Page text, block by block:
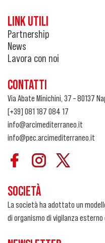
LINK UTILI
Partnership
News
Lavora con noi
CONTATTI
Via Abate Minichini, 37 – 80137
[+39] 081 187 084 17
info@arcimediterraneo.it
info@pec.arcimediterraneo.it
SOCIETÀ
La società ha adottato un
di organismo di vigilanza esterno